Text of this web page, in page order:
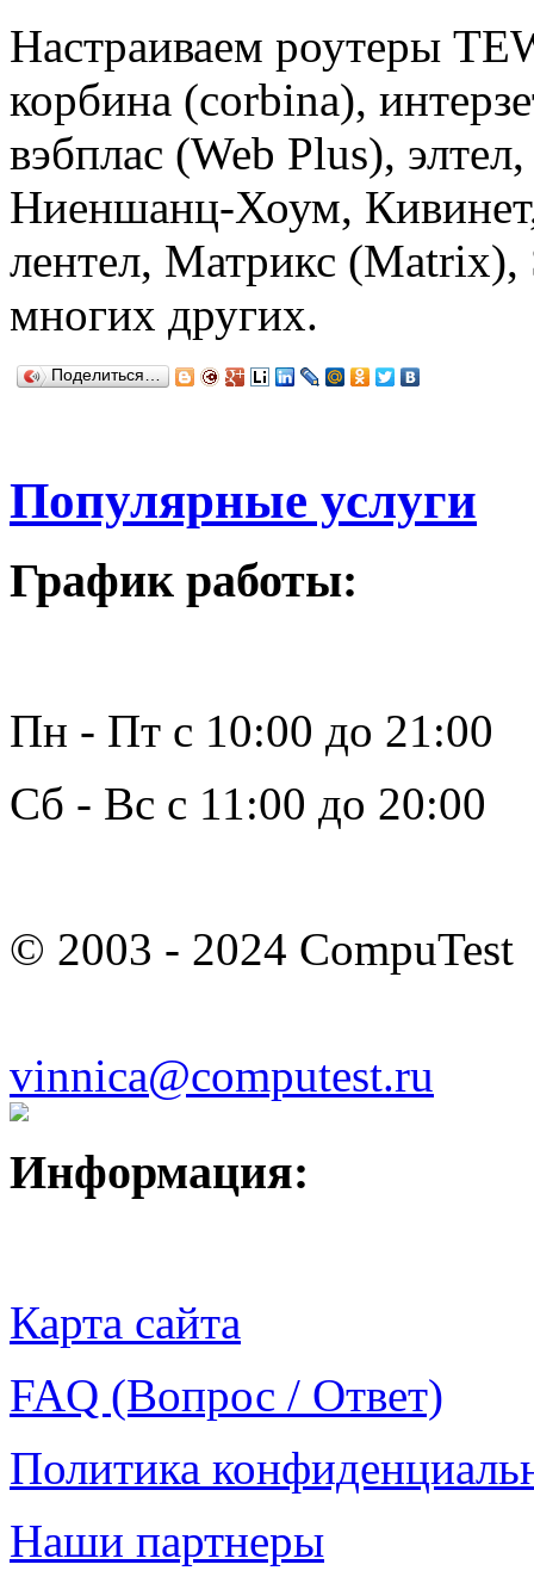
Настраиваем роутеры
корбина (corbina),
вэбплас (Web Plus),
Ниеншанц-Хоум, Кивинет,
лентел, Матрикс
многих других.
Поделиться…
Популярные услуги
График работы:
Пн - Пт с 10:00 до 21:00
Сб - Вс с 11:00 до 20:00
© 2003 - 2024 CompuTest
vinnica@computest.ru
Информация:
Карта сайта
FAQ (Вопрос / Ответ)
Политика
Наши партнеры